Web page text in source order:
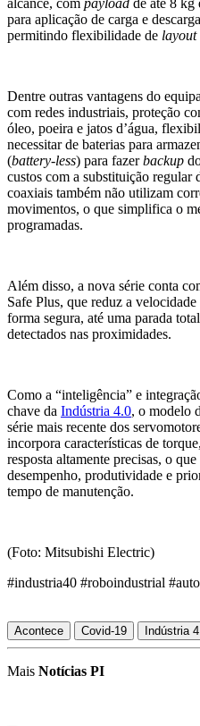
alcance, com payload de até 8 kg
para aplicação de carga e
permitindo flexibilidade de layout
Dentre outras vantagens do
com redes industriais, proteção
óleo, poeira e jatos d’água,
necessitar de baterias para
(battery-less) para fazerbackup
custos com a substituição regular
coaxiais também não utilizam
movimentos, o que simplifica o
programadas.
Além disso, a nova série conta
Safe Plus, que reduz a
forma segura, até uma parada
detectados nas proximidades.
Como a “inteligência” e
chave da Indústria 4.0, o modelo
série mais recente dos
incorpora características de
resposta altamente precisas, o
desempenho, produtividade e
tempo de manutenção.
(Foto: Mitsubishi Electric)
#industria40 #roboindustrial
Acontece Covid-19 Indústria
Mais Notícias PI